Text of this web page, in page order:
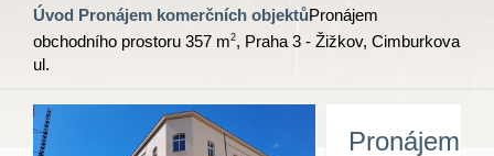
Úvod Pronájem komerčních objektůPronájem
obchodního prostoru 357 m2, Praha 3 - Žižkov, Cimburkova
ul.
Pronájem